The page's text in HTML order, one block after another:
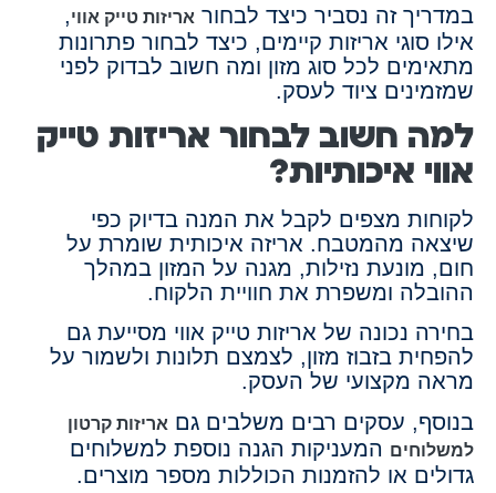
במדריך זה נסביר כיצד לבחור אריזות טייק אווי,
אילו סוגי אריזות קיימים, כיצד לבחור פתרונות
מתאימים לכל סוג מזון ומה חשוב לבדוק לפני
שמזמינים ציוד לעסק.
למה חשוב לבחור אריזות טייק
אווי איכותיות?
לקוחות מצפים לקבל את המנה בדיוק כפי
שיצאה מהמטבח. אריזה איכותית שומרת על
חום, מונעת נזילות, מגנה על המזון במהלך
ההובלה ומשפרת את חוויית הלקוח.
בחירה נכונה של אריזות טייק אווי מסייעת גם
להפחית בזבוז מזון, לצמצם תלונות ולשמור על
מראה מקצועי של העסק.
בנוסף, עסקים רבים משלבים גם אריזות קרטון
למשלוחים המעניקות הגנה נוספת למשלוחים
גדולים או להזמנות הכוללות מספר מוצרים.